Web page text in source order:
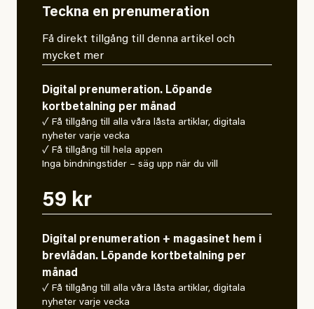
Teckna en prenumeration
Få direkt tillgång till denna artikel och
mycket mer
Digital prenumeration. Löpande
kortbetalning per månad
✓ Få tillgång till alla våra låsta artiklar, digitala
nyheter varje vecka
✓ Få tillgång till hela appen
Inga bindningstider – säg upp när du vill
59 kr
Digital prenumeration + magasinet hem i
brevlådan. Löpande kortbetalning per
månad
✓ Få tillgång till alla våra låsta artiklar, digitala
nyheter varje vecka